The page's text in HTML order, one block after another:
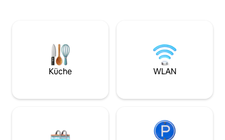
Meer entfernt, mit einem traumhaften
Garten voller Pflanzen, Pfauen,
freundlichen Katzen und Hunden und
einem ruhigen Teich. 🌅🏖🌊🦚
unvergessliches
Gastfreundschaft
ein, sie zu
unsere Wohnung
Küche WLAN